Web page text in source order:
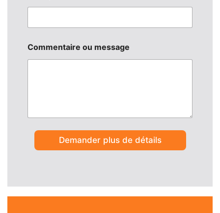
Commentaire ou message
Demander plus de détails